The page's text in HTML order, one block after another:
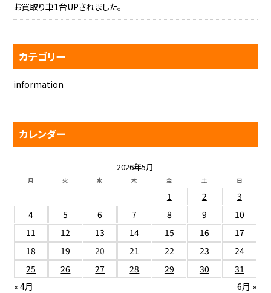
お買取り車1台UPされました。
カテゴリー
information
カレンダー
2026年5月
月 火 水 木 金 土 日
« 4月 6月 »
1 2
3
4
5 6 7 8 9
10
11
12 13 14 15 16
17
18
19 20 21 22 23
24
25
26 27 28 29 30 31